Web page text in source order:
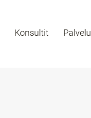
Konsultit